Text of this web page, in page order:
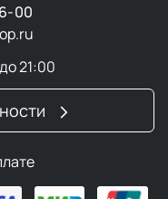
00
21:00